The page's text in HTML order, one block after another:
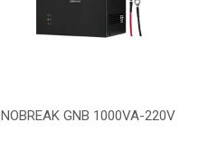
NOBREAK GNB 1000VA-220V